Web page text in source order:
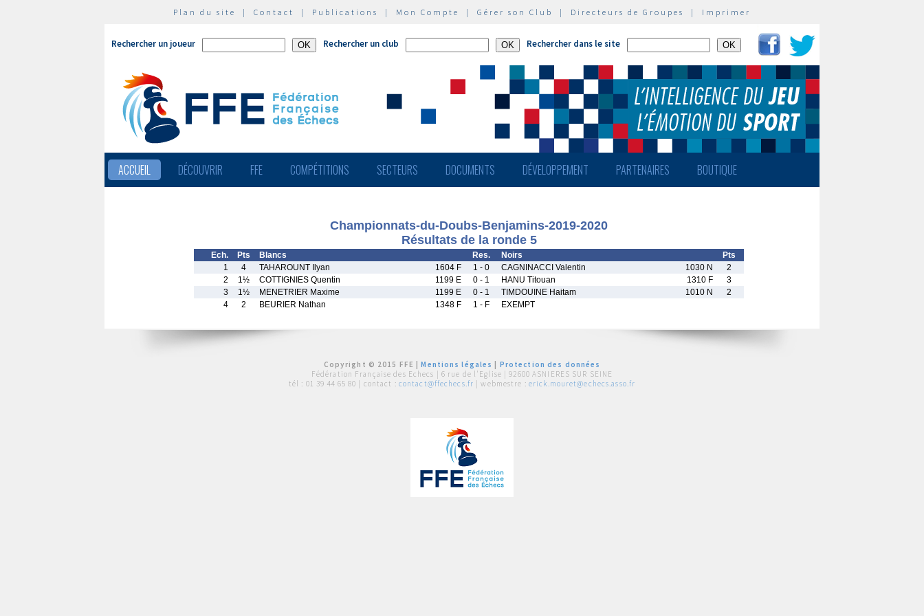
Plan du site | Contact | Publications | Mon Compte | Gérer son Club | Directeurs de Groupes | Imprimer
Rechercher un joueur Rechercher un club Rechercher dans le site
ACCUEIL DÉCOUVRIR FFE COMPÉTITIONS SECTEURS DOCUMENTS DÉVELOPPEMENT PARTENAIRES BOUTIQUE
Championnats-du-Doubs-Benjamins-2019-2020
Résultats de la ronde 5
Ech. Pts Blancs Res. Noirs
Pts
1
4 TAHAROUNT Ilyan 1604 F 1 - 0 CAGNINACCI Valentin 1030 N
2
2
1½ COTTIGNIES Quentin 1199 E 0 - 1 HANU Titouan 1310 F
3
3
1½ MENETRIER Maxime 1199 E 0 - 1 TIMDOUINE Haitam 1010 N
2
4
2 BEURIER Nathan 1348 F 1 - F EXEMPT
Copyright © 2015 FFE |Mentions légales
Protection des données
Fédération Française des Echecs | 6 rue de l'Eglise | 92600 ASNIERES SUR SEINE
tél : 01 39 44 65 80 | contact : contact@ffechecs.fr | webmestre : erick.mouret@echecs.asso.fr